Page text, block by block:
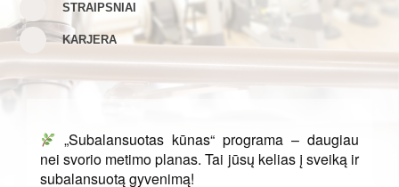
STRAIPSNIAI
KARJERA
„Subalansuotas kūnas“ programa – daugiau
nei svorio metimo planas. Tai jūsų kelias į sveiką ir
subalansuotą gyvenimą!